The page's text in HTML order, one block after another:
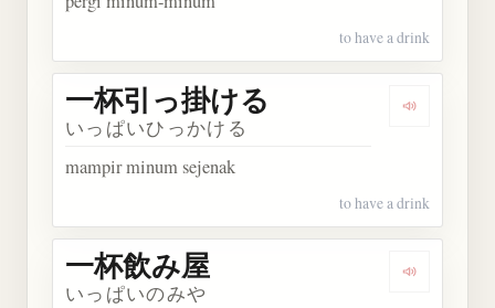
to have a drink
Dengarkan
一杯引っ掛ける
いっぱいひっかける
mampir minum sejenak
to have a drink
Dengarkan
一杯飲み屋
いっぱいのみや